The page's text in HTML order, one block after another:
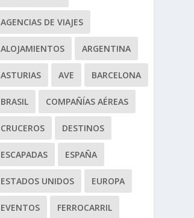
AGENCIAS DE VIAJES
ALOJAMIENTOS ARGENTINA
ASTURIAS AVE BARCELONA
BRASIL COMPAÑÍAS AÉREAS
CRUCEROS DESTINOS
ESCAPADAS ESPAÑA
ESTADOS UNIDOS EUROPA
EVENTOS FERROCARRIL